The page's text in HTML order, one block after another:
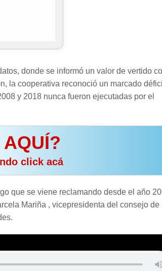
donde se informó un valor de vertido
la cooperativa reconoció un marcado
y 2018 nunca fueron ejecutadas por el
click acá
que se viene reclamando desde el año
Mariña , vicepresidenta del consejo de